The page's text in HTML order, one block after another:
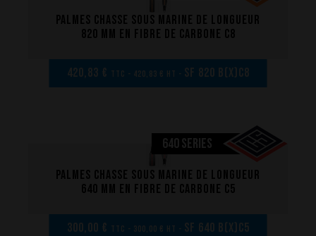
La performance
La conception de nos palmes
Réparations de vos palmes Breier
Questions fréquentes sur les produits et la fabrication
Palmes chasse sous marine de longueur
820 mm en fibre de carbone C8
420,83 € TTC - 420,83 € HT - SF 820 B(x)C8
640 SERIES
Palmes chasse sous marine de longueur
640 mm en fibre de carbone C5
300,00 € TTC - 300,00 € HT - SF 640 B(x)C5